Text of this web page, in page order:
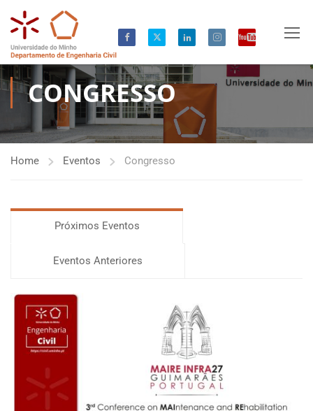
CONGRESSO
Home Eventos Congresso
Próximos Eventos
Eventos Anteriores
28
JUN, 2027